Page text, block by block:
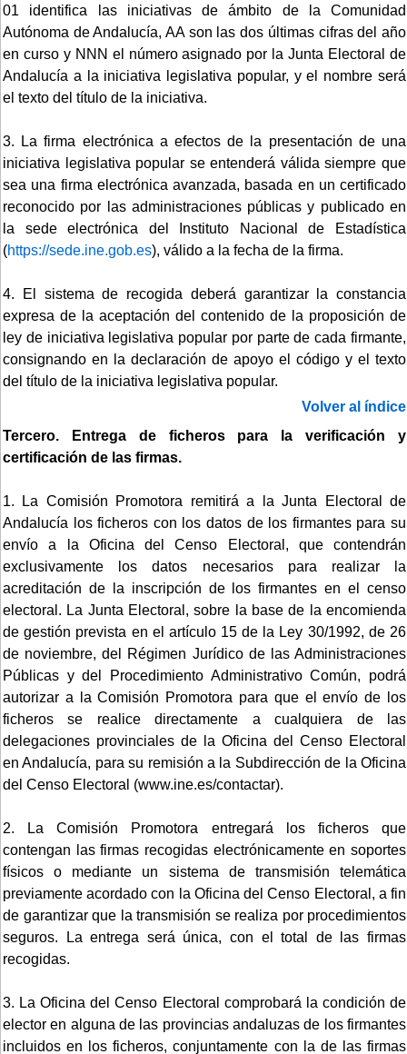
01 identifica las iniciativas de ámbito de la Comunidad
Autónoma de Andalucía, AA son las dos últimas cifras del año
en curso y NNN el número asignado por la Junta Electoral de
Andalucía a la iniciativa legislativa popular, y el nombre será
el texto del título de la iniciativa.
3. La firma electrónica a efectos de la presentación de una
iniciativa legislativa popular se entenderá válida siempre que
sea una firma electrónica avanzada, basada en un certificado
reconocido por las administraciones públicas y publicado en
la sede electrónica del Instituto Nacional de Estadística
(https://sede.ine.gob.es), válido a la fecha de la firma.
4. El sistema de recogida deberá garantizar la constancia
expresa de la aceptación del contenido de la proposición de
ley de iniciativa legislativa popular por parte de cada firmante,
consignando en la declaración de apoyo el código y el texto
del título de la iniciativa legislativa popular.
Volver al índice
Tercero. Entrega de ficheros para la verificación y
certificación de las firmas.
1. La Comisión Promotora remitirá a la Junta Electoral de
Andalucía los ficheros con los datos de los firmantes para su
envío a la Oficina del Censo Electoral, que contendrán
exclusivamente los datos necesarios para realizar la
acreditación de la inscripción de los firmantes en el censo
electoral. La Junta Electoral, sobre la base de la encomienda
de gestión prevista en el artículo 15 de la Ley 30/1992, de 26
de noviembre, del Régimen Jurídico de las Administraciones
Públicas y del Procedimiento Administrativo Común, podrá
autorizar a la Comisión Promotora para que el envío de los
ficheros se realice directamente a cualquiera de las
delegaciones provinciales de la Oficina del Censo Electoral
en Andalucía, para su remisión a la Subdirección de la Oficina
del Censo Electoral (www.ine.es/contactar).
2. La Comisión Promotora entregará los ficheros que
contengan las firmas recogidas electrónicamente en soportes
físicos o mediante un sistema de transmisión telemática
previamente acordado con la Oficina del Censo Electoral, a fin
de garantizar que la transmisión se realiza por procedimientos
seguros. La entrega será única, con el total de las firmas
recogidas.
3. La Oficina del Censo Electoral comprobará la condición de
elector en alguna de las provincias andaluzas de los firmantes
incluidos en los ficheros, conjuntamente con la de las firmas